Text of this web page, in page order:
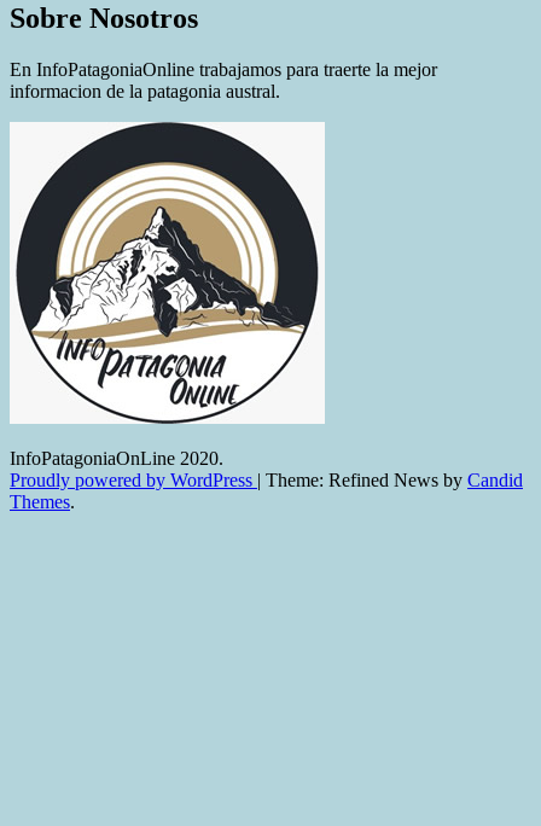
Sobre Nosotros
En InfoPatagoniaOnline trabajamos para traerte la mejor
informacion de la patagonia austral.
InfoPatagoniaOnLine 2020.
Proudly powered by WordPress | Theme: Refined News by Candid
Themes.